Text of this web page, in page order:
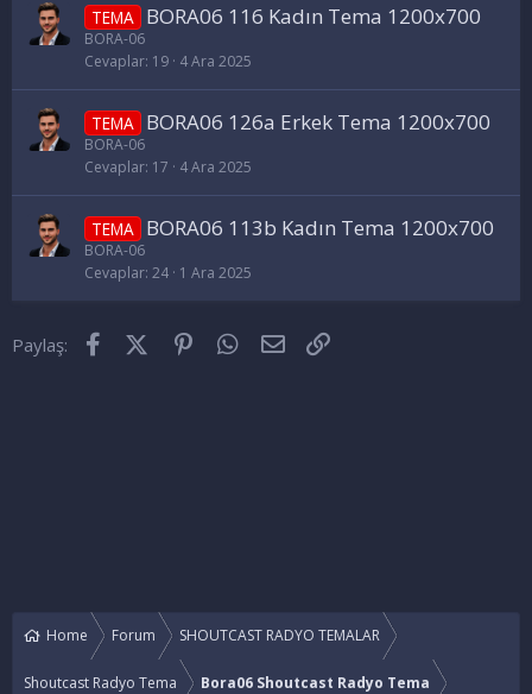
TEMA BORA06 116 Kadın Tema 1200x700
BORA-06
Cevaplar 19 4 Ara 2025
TEMA BORA06 126a Erkek Tema 1200x700
BORA-06
Cevaplar 17 4 Ara 2025
TEMA BORA06 113b Kadın Tema 1200x700
BORA-06
Cevaplar 24 1 Ara 2025
Paylaş: FacebookX (Twitter)PinterestWhatsApp
E-posta
Home Forum SHOUTCAST RADYO TEMALAR
Shoutcast Radyo Tema Bora06 Shoutcast Radyo Tema